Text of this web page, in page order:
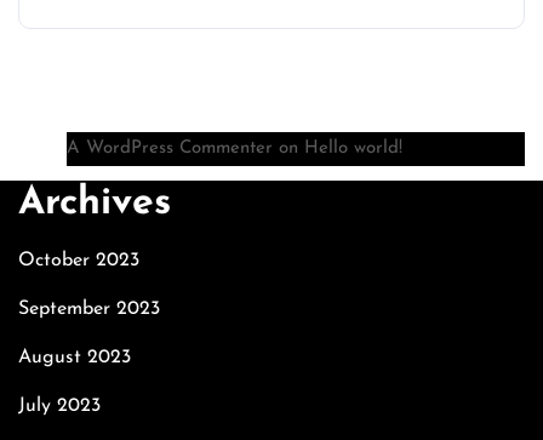
A WordPress Commenter on Hello world!
Archives
October 2023
September 2023
August 2023
July 2023